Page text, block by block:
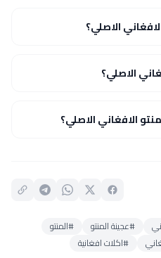
الاصلي؟
الاصلي؟
الافغاني الاصلي؟
#عجينة المنتو
#المنتو
#اكلات افغانية